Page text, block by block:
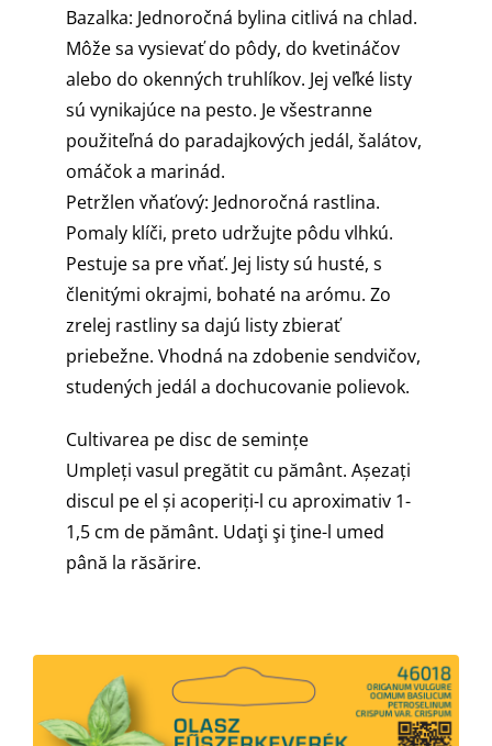
Bazalka: Jednoročná bylina citlivá na chlad.
Môže sa vysievať do pôdy, do kvetináčov
alebo do okenných truhlíkov. Jej veľké listy
sú vynikajúce na pesto. Je všestranne
použiteľná do paradajkových jedál, šalátov,
omáčok a marinád.
Petržlen vňaťový: Jednoročná rastlina.
Pomaly klíči, preto udržujte pôdu vlhkú.
Pestuje sa pre vňať. Jej listy sú husté, s
členitými okrajmi, bohaté na arómu. Zo
zrelej rastliny sa dajú listy zbierať
priebežne. Vhodná na zdobenie sendvičov,
studených jedál a dochucovanie polievok.
Cultivarea pe disc de semințe
Umpleți vasul pregătit cu pământ. Așezați
discul pe el și acoperiți-l cu aproximativ 1-
1,5 cm de pământ. Udaţi şi ţine-l umed
până la răsărire.